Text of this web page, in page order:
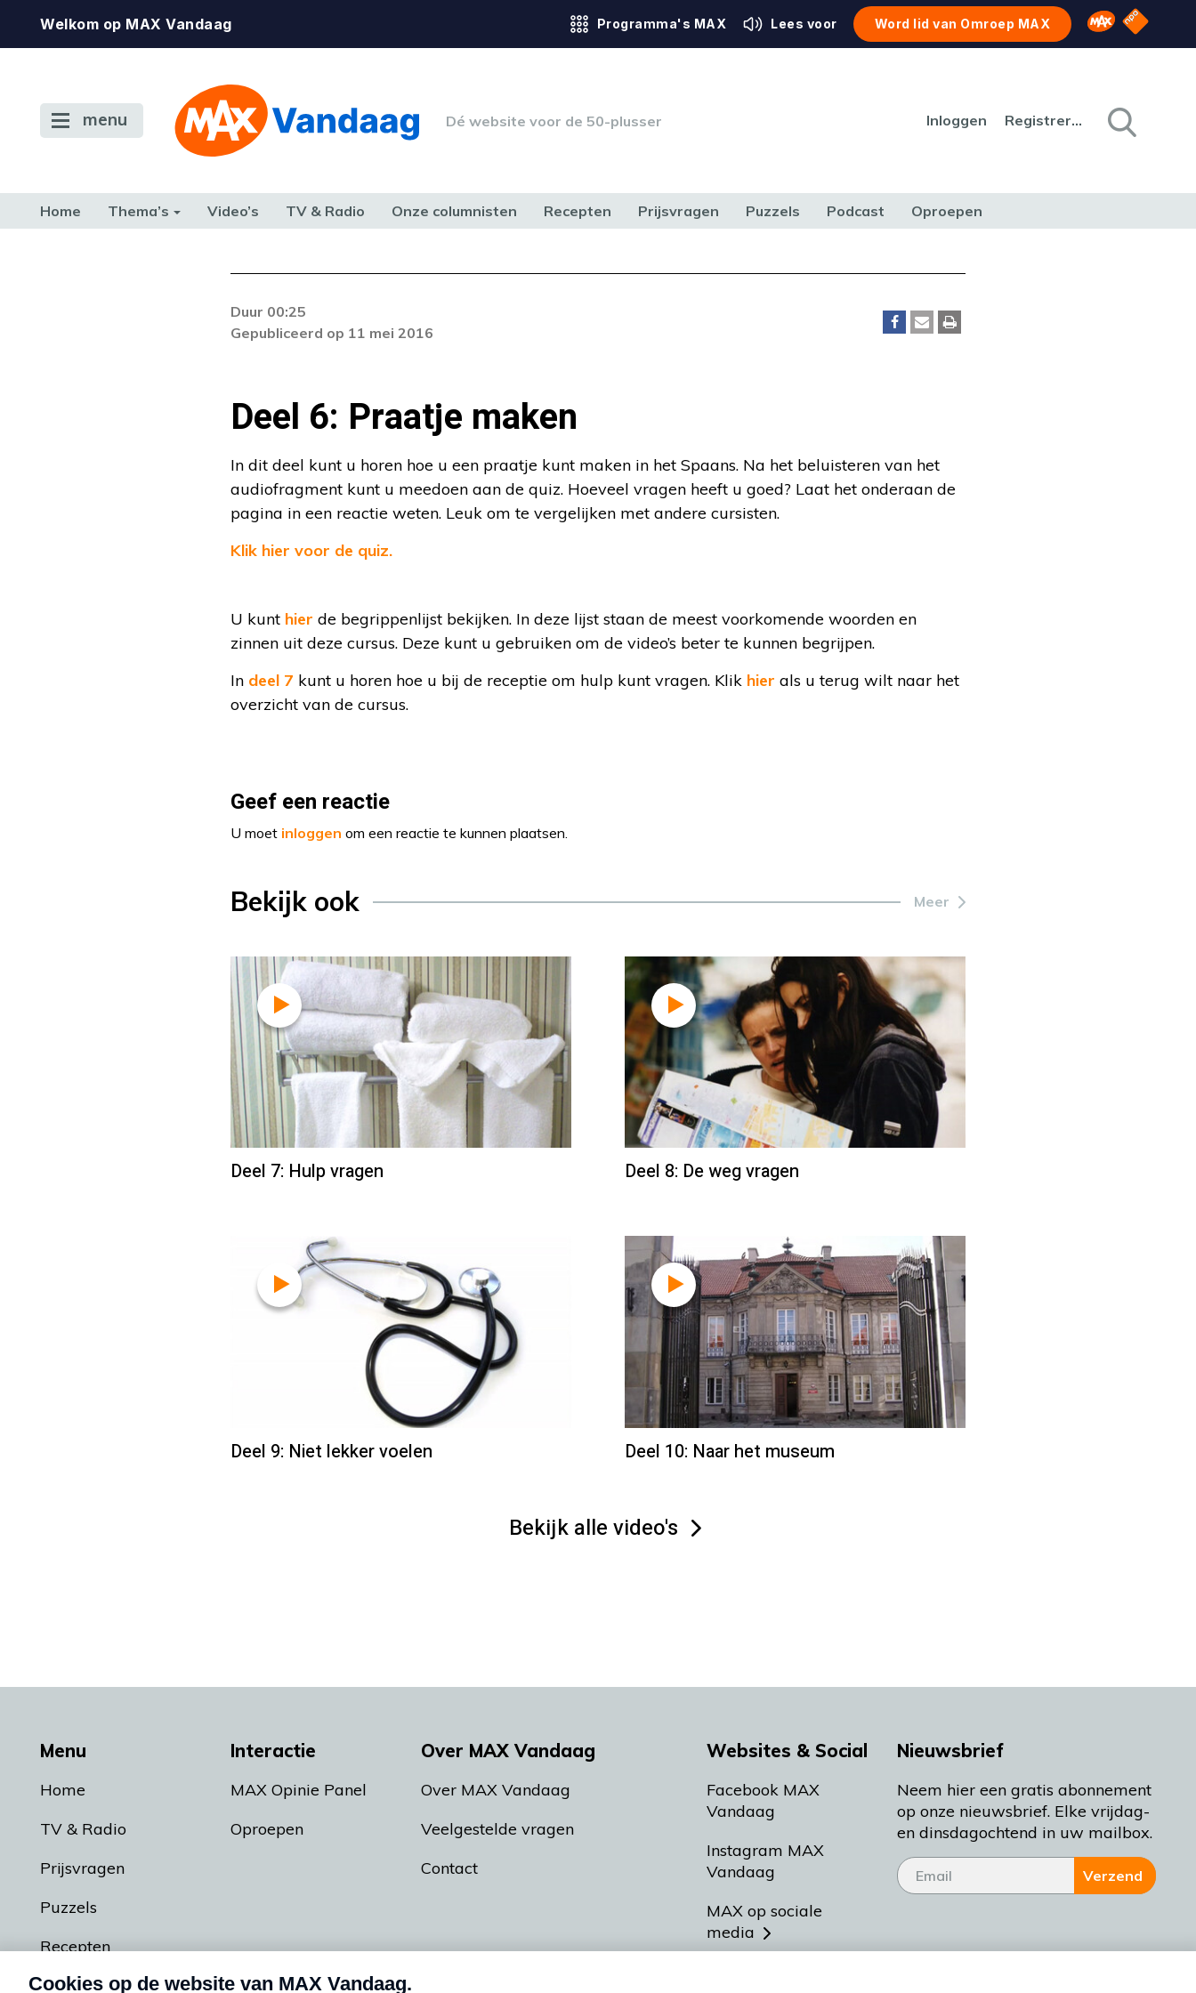
Welkom op MAX Vandaag Programma's MAX Lees voor Word lid van Omroep MAX Omroep MAX
NPO
menu Dé website voor de 50-plusser Inloggen Registreren
Home Thema’s Video’s TV & Radio Onze columnisten Recepten Prijsvragen Puzzels Podcast Oproepen
Duur 00:25
Gepubliceerd op 11 mei 2016
Deel 6: Praatje maken
In dit deel kunt u horen hoe u een praatje kunt maken in het Spaans. Na het beluisteren van het
audiofragment kunt u meedoen aan de quiz. Hoeveel vragen heeft u goed? Laat het onderaan de
pagina in een reactie weten. Leuk om te vergelijken met andere cursisten.
Klik hier voor de quiz.
U kunt hier de begrippenlijst bekijken. In deze lijst staan de meest voorkomende woorden en
zinnen uit deze cursus. Deze kunt u gebruiken om de video’s beter te kunnen begrijpen.
In deel 7 kunt u horen hoe u bij de receptie om hulp kunt vragen. Klik hier als u terug wilt naar het
overzicht van de cursus.
Geef een reactie
U moet inloggen om een reactie te kunnen plaatsen.
Bekijk ook Meer
Deel 7: Hulp vragen Deel 8: De weg vragen
Deel 9: Niet lekker voelen Deel 10: Naar het museum
Bekijk alle video's
Menu
Home
TV & Radio
Prijsvragen
Puzzels
Recepten
Podcasts
Interactie
MAX Opinie Panel
Oproepen
Over MAX Vandaag
Over MAX Vandaag
Veelgestelde vragen
Contact
Websites & Social
Facebook MAX
Vandaag
Instagram MAX
Vandaag
MAX op sociale
media
Nieuwsbrief
Neem hier een gratis abonnement
op onze nieuwsbrief. Elke vrijdag-
en dinsdagochtend in uw mailbox.
Verzend